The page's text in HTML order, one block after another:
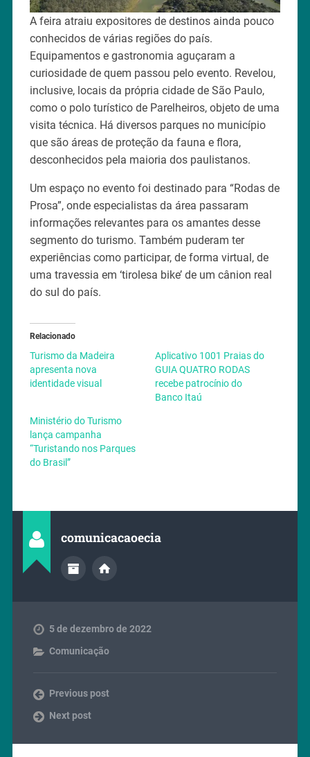
A feira atraiu expositores de destinos ainda pouco
conhecidos de várias regiões do país.
Equipamentos e gastronomia aguçaram a
curiosidade de quem passou pelo evento. Revelou,
inclusive, locais da própria cidade de São Paulo,
como o polo turístico de Parelheiros, objeto de uma
visita técnica. Há diversos parques no município
que são áreas de proteção da fauna e flora,
desconhecidos pela maioria dos paulistanos.
Um espaço no evento foi destinado para “Rodas de
Prosa”, onde especialistas da área passaram
informações relevantes para os amantes desse
segmento do turismo. Também puderam ter
experiências como participar, de forma virtual, de
uma travessia em ‘tirolesa bike’ de um cânion real
do sul do país.
Relacionado
Turismo da Madeira
apresenta nova
identidade visual
Aplicativo 1001 Praias do
GUIA QUATRO RODAS
recebe patrocínio do
Banco Itaú
Ministério do Turismo
lança campanha
“Turistando nos Parques
do Brasil”
comunicacaoecia
5 de dezembro de 2022
Comunicação
Previous post
Next post